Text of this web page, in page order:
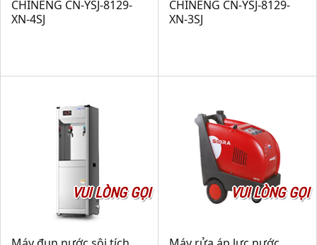
CHINENG CN-YSJ-8129-
XN-4SJ
CHINENG CN-YSJ-8129-
XN-3SJ
VUI LÒNG GỌI VUI LÒNG GỌI